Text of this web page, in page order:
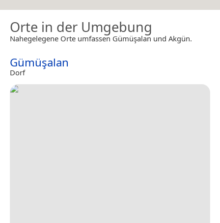
Orte in der Umgebung
Nahegelegene Orte umfassen Gümüşalan und Akgün.
Gümüşalan
Dorf